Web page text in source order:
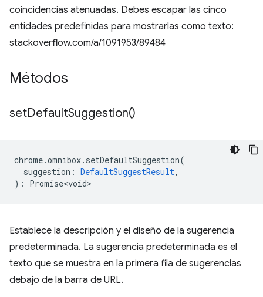
coincidencias atenuadas. Debes escapar las cinco
entidades predefinidas para mostrarlas como texto:
stackoverflow.com/a/1091953/89484
Métodos
setDefaultSuggestion()
chrome.omnibox. setDefaultSuggestion(
suggestion : DefaultSuggestResult,
) : Promise<void>
Establece la descripción y el diseño de la sugerencia
predeterminada. La sugerencia predeterminada es el
texto que se muestra en la primera fila de sugerencias
debajo de la barra de URL.